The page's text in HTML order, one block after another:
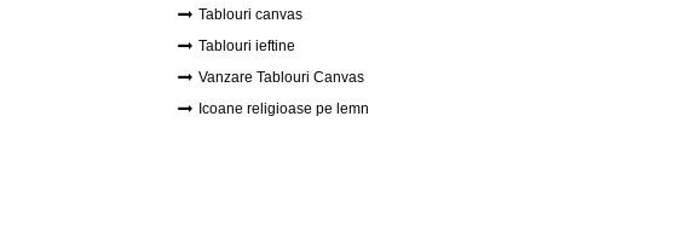
Tablouri canvas
Tablouri ieftine
Vanzare Tablouri Canvas
Icoane religioase pe lemn